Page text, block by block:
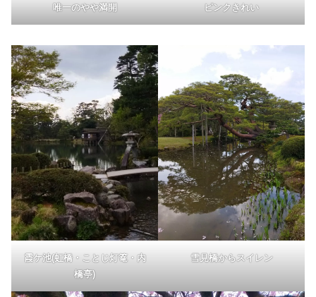
唯一のやや満開 ピンクきれい
霞ケ池(虹橋・ことじ灯篭・内
橋亭)
雪見橋からスイレン